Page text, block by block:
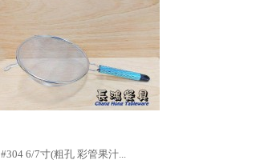
#304 6/7寸(粗孔 彩管果汁...